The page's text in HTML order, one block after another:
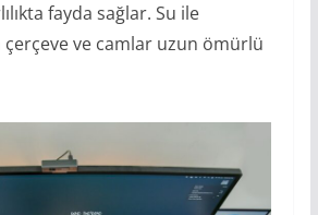
fayda sağlar. Su ile
ve camlar uzun ömürlü